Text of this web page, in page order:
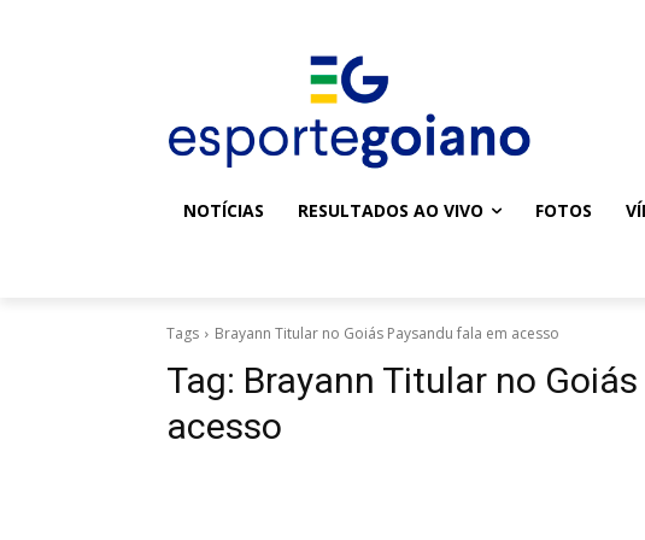
NOTÍCIAS RESULTADOS AO VIVO FOTOS
Tags Brayann Titular no Goiás Paysandu fala em acesso
Tag: Brayann Titular no
acesso